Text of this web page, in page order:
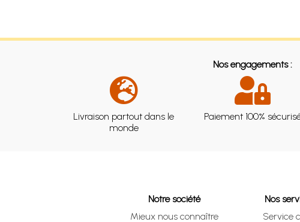
Nos engagements :
Livraison partout dans le
monde
Paiement 100%
Notre société
Mieux nous connaître
Nos
Service